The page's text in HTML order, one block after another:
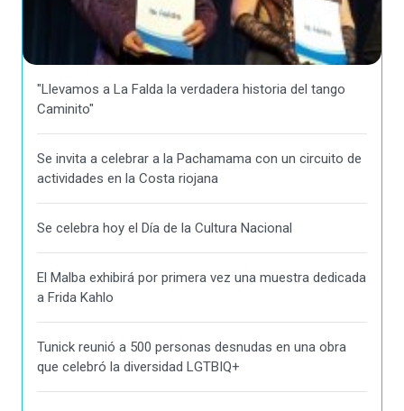
"Llevamos a La Falda la verdadera historia del tango
Caminito"
Se invita a celebrar a la Pachamama con un circuito de
actividades en la Costa riojana
Se celebra hoy el Día de la Cultura Nacional
El Malba exhibirá por primera vez una muestra dedicada
a Frida Kahlo
Tunick reunió a 500 personas desnudas en una obra
que celebró la diversidad LGTBIQ+